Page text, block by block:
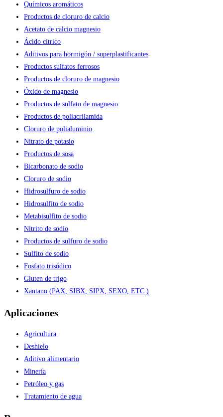
Químicos aromáticos
Productos de cloruro de calcio
Acetato de calcio magnesio
Ácido cítrico
Aditivos para hormigón / superplastificantes
Productos sulfatos ferrosos
Productos de cloruro de magnesio
Óxido de magnesio
Productos de sulfato de magnesio
Productos de poliacrilamida
Cloruro de polialuminio
Nitrato de potasio
Productos de sosa
Bicarbonato de sodio
Cloruro de sodio
Hidrosulfuro de sodio
Hidrosulfito de sodio
Metabisulfito de sodio
Nitrito de sodio
Productos de sulfuro de sodio
Sulfito de sodio
Fosfato trisódico
Gluten de trigo
Xantano (PAX, SIBX, SIPX, SEXO, ETC )
Aplicaciones
Agricultura
Deshielo
Aditivo alimentario
Minería
Petróleo y gas
Tratamiento de agua